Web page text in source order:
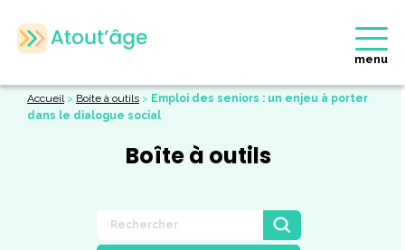
menu
Accueil> Boite à outils > Emploi des seniors : un enjeu à porter
dans le dialogue social
Boîte à outils